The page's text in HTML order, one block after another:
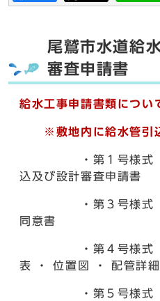
尾鷲市水道給
審査申請書
給水工事申請書類につい
※敷地内に給水管引
・第１号様式 尾
込及び設計審査申請書
・第３号様式 給
同意書
・第４号様式 給
表 ・ 位置図 ・ 配管詳細
・第５号様式 給